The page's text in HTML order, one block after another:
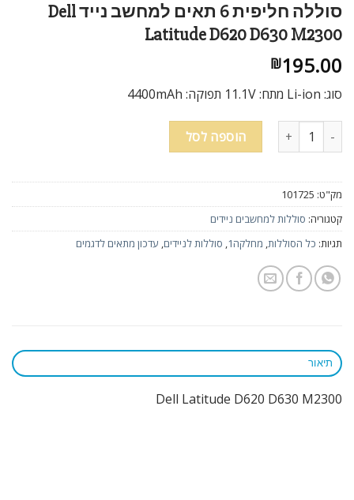
סוללה חליפית 6 תאים למחשב נייד Dell
Latitude D620 D630 M2300
₪195.00
סוג: Li-ion מתח: 11.1V תפוקה: 4400mAh
כמות של סוללה חליפית 6 תאים למחשב נייד Dell Latitude D620 D630 M2300הוספה לסל
מק"ט: 101725
קטגוריה: סוללות למחשבים ניידים
תגיות: כל הסוללות, מחלקה1 , סוללות לניידים, עדכון מתאים לדגמים
תיאור
Dell Latitude D620 D630 M2300